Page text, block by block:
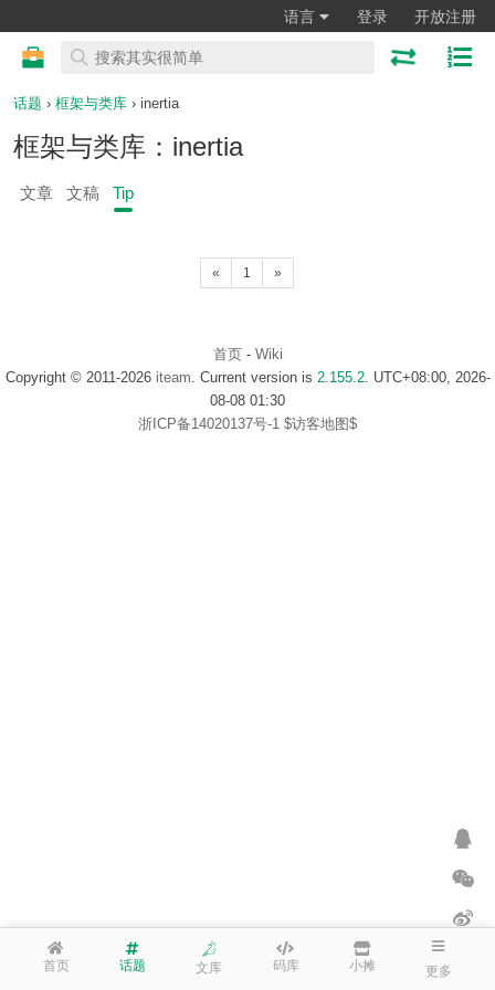
语言 登录 开放注册
首页 话题 文库 码库 小摊 更多
话题 › 框架与类库 › inertia
框架与类库：inertia
文章 文稿 Tip
« 1 »
首页- Wiki
Copyright © 2011-2026 iteam . Current version is 2.155.2. UTC+08:00, 2026-
08-08 01:30
浙ICP备14020137号-1 $访客地图$